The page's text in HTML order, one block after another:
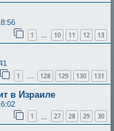
1 … 10 11 12 13
1 … 128 129 130 131
в Израиле
1 27 28 29 30